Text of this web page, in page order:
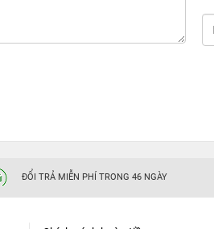
ĐỔI TRẢ MIỄN PHÍ TRONG 46 NGÀY